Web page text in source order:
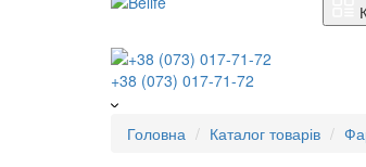
+38 (073) 017-71-72
Головна Каталог товарів